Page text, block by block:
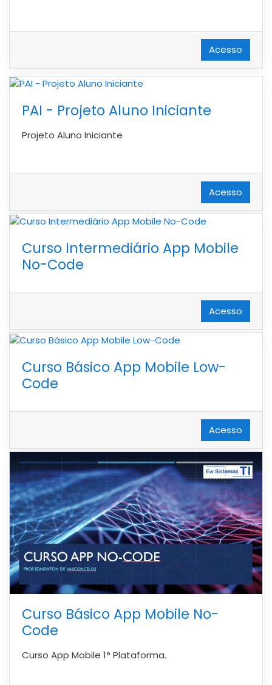
Acesso
PAI - Projeto Aluno Iniciante
Projeto Aluno Iniciante
Acesso
Curso Intermediário App Mobile
No-Code
Acesso
Curso Básico App Mobile Low-
Code
Acesso
Curso Básico App Mobile No-
Code
Curso App Mobile 1° Plataforma.